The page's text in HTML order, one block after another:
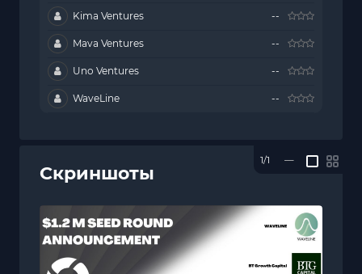
Kima Ventures --
Mava Ventures --
Uno Ventures --
WaveLine --
Скриншоты
1/1 —